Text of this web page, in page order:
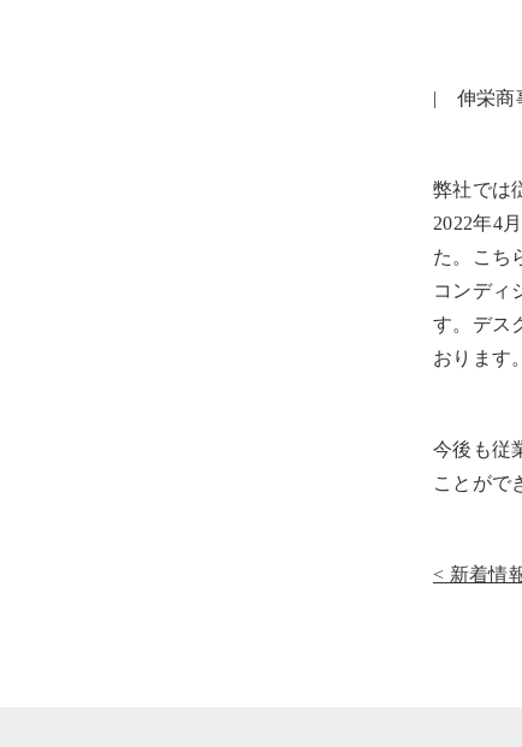
| 伸栄商
弊社では
2022年4
た。こち
コンディ
す。デス
おります。
今後も従
ことがで
新着情